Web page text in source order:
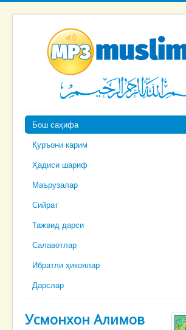
Бош саҳифа
Қуръони карим
Ҳадиси шариф
Маърузалар
Сийрат
Тажвид дарси
Салавотлар
Ибратли ҳикоялар
Дарслар
Усмонхон Алимов